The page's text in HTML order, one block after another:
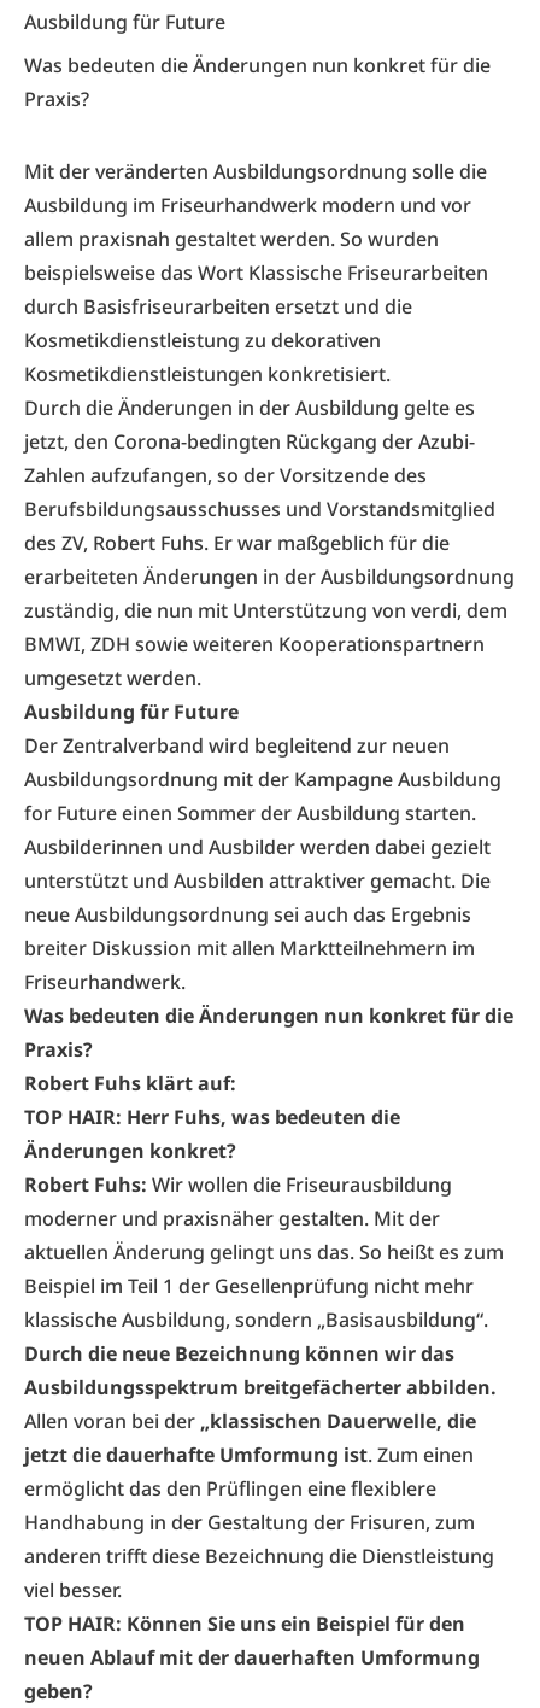
Ausbildung für Future
Was bedeuten die Änderungen nun konkret für die
Praxis?
Mit der veränderten Ausbildungsordnung solle die
Ausbildung im Friseurhandwerk modern und vor
allem praxisnah gestaltet werden. So wurden
beispielsweise das Wort Klassische Friseurarbeiten
durch Basisfriseurarbeiten ersetzt und die
Kosmetikdienstleistung zu dekorativen
Kosmetikdienstleistungen konkretisiert.
Durch die Änderungen in der Ausbildung gelte es
jetzt, den Corona-bedingten Rückgang der Azubi-
Zahlen aufzufangen, so der Vorsitzende des
Berufsbildungsausschusses und Vorstandsmitglied
des ZV, Robert Fuhs. Er war maßgeblich für die
erarbeiteten Änderungen in der Ausbildungsordnung
zuständig, die nun mit Unterstützung von verdi, dem
BMWI, ZDH sowie weiteren Kooperationspartnern
umgesetzt werden.
Ausbildung für Future
Der Zentralverband wird begleitend zur neuen
Ausbildungsordnung mit der Kampagne Ausbildung
for Future einen Sommer der Ausbildung starten.
Ausbilderinnen und Ausbilder werden dabei gezielt
unterstützt und Ausbilden attraktiver gemacht. Die
neue Ausbildungsordnung sei auch das Ergebnis
breiter Diskussion mit allen Marktteilnehmern im
Friseurhandwerk.
Was bedeuten die Änderungen nun konkret für die
Praxis?
Robert Fuhs klärt auf:
TOP HAIR: Herr Fuhs, was bedeuten die
Änderungen konkret?
Robert Fuhs: Wir wollen die Friseurausbildung
moderner und praxisnäher gestalten. Mit der
aktuellen Änderung gelingt uns das. So heißt es zum
Beispiel im Teil 1 der Gesellenprüfung nicht mehr
klassische Ausbildung, sondern „Basisausbildung“.
Durch die neue Bezeichnung können wir das
Ausbildungsspektrum breitgefächerter abbilden.
Allen voran bei der „klassischen Dauerwelle, die
jetzt die dauerhafte Umformung ist. Zum einen
ermöglicht das den Prüflingen eine flexiblere
Handhabung in der Gestaltung der Frisuren, zum
anderen trifft diese Bezeichnung die Dienstleistung
viel besser.
TOP HAIR: Können Sie uns ein Beispiel für den
neuen Ablauf mit der dauerhaften Umformung
geben?